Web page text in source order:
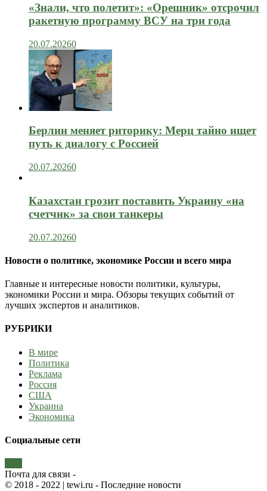
«Знали, что полетит»: «Орешник» отсрочил
ракетную программу ВСУ на три года
20.07.20260
Берлин меняет риторику: Мерц тайно ищет
путь к диалогу с Россией
20.07.20260
Казахстан грозит поставить Украину «на
счетчик» за свои танкеры
20.07.20260
Новости о политике, экономике России и всего мира
Главные и интересные новости политики, культуры,
экономики России и мира. Обзоры текущих событий от
лучших экспертов и аналитиков.
РУБРИКИ
В мире
Политика
Реклама
Россия
США
Украина
Экономика
Социальные сети
Почта для связи -
© 2018 - 2022 | tewi.ru - Последние новости